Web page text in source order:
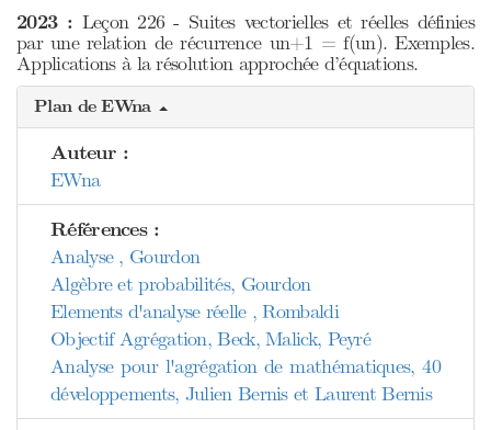
2023 : Leçon 226 - Suites vectorielles et réelles définies
par une relation de récurrence un+1 = f(un). Exemples.
Applications à la résolution approchée d’équations.
Plan de EWna
Auteur :
EWna
Références :
Analyse , Gourdon
Algèbre et probabilités, Gourdon
Elements d'analyse réelle , Rombaldi
Objectif Agrégation, Beck, Malick, Peyré
Analyse pour l'agrégation de mathématiques, 40
développements, Julien Bernis et Laurent Bernis